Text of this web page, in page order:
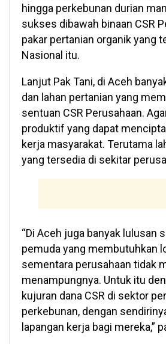
hingga perkebunan durian
sukses dibawah binaan CSR
pakar pertanian organik yang
Nasional itu.
Lanjut Pak Tani, di Aceh
dan lahan pertanian yang
sentuan CSR Perusahaan.
produktif yang dapat
kerja masyarakat. Terutama
yang tersedia di sekitar
“Di Aceh juga banyak lulusan
pemuda yang membutuhkan
sementara perusahaan tidak
menampungnya. Untuk itu
kujuran dana CSR di sektor
perkebunan, dengan
lapangan kerja bagi mereka,”